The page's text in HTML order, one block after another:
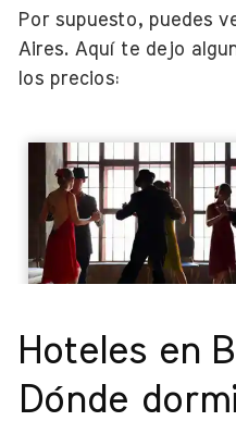
Por supuesto, puedes
Aires. Aquí te dejo
los precios:
Hoteles en
Dónde